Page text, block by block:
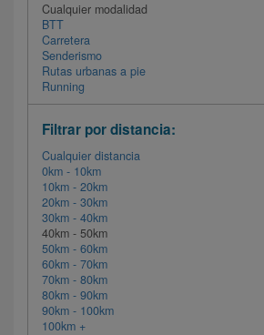
Cualquier modalidad
BTT
Carretera
Senderismo
Rutas urbanas a pie
Running
Filtrar por distancia:
Cualquier distancia
0km - 10km
10km - 20km
20km - 30km
30km - 40km
40km - 50km
50km - 60km
60km - 70km
70km - 80km
80km - 90km
90km - 100km
100km +